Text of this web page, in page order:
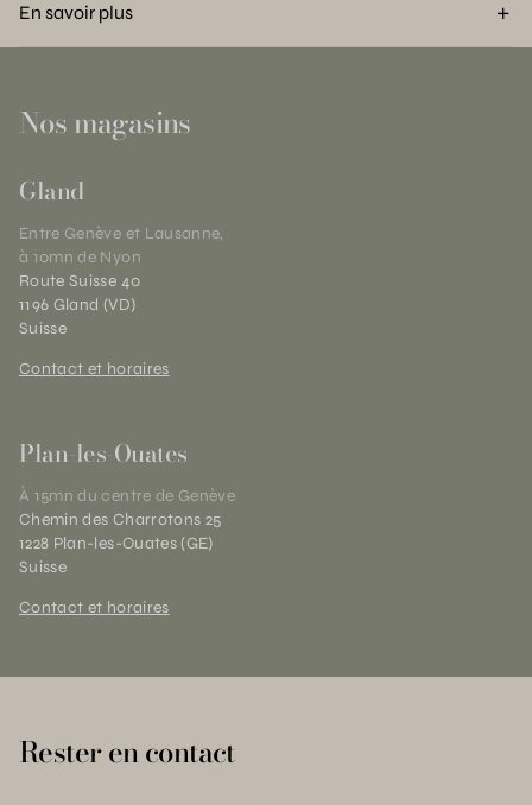
En savoir plus
Nos magasins
Gland
Entre Genève et Lausanne,
à 10mn de Nyon
Route Suisse 40
1196 Gland (VD)
Suisse
Contact et horaires
Plan-les-Ouates
À 15mn du centre de Genève
Chemin des Charrotons 25
1228 Plan-les-Ouates (GE)
Suisse
Contact et horaires
Rester en contact